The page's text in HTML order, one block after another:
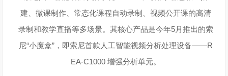
建、微课制作、常态化课程自动录制、视频公开课的高清
录制和教学直播等多场景。其核心产品是今年5月推出的索
尼“小魔盒”，即索尼首款人工智能视频分析处理设备——R
EA-C1000 增强分析单元。